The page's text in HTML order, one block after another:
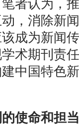
者认为，
，消除新
成为新闻
术期刊责
中国特色
使命和担当